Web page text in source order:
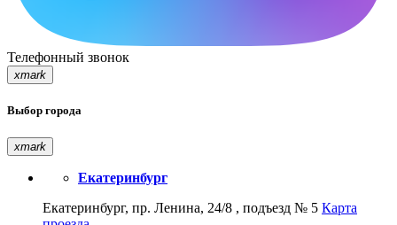
Телефонный звонок
xmark
Выбор города
xmark
Екатеринбург
Екатеринбург, пр. Ленина, 24/8 , подъезд № 5 Карта